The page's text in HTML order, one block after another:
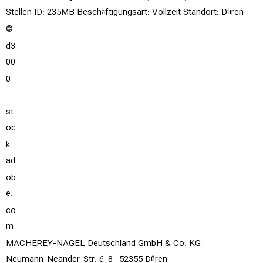
Stellen-ID: 235MB Beschäftigungsart: Vollzeit Standort: Düren
©
d3
00
0
–
st
oc
k.
ad
ob
e.
co
m
MACHEREY‑NAGEL Deutschland GmbH & Co. KG ·
Neumann‑Neander‑Str. 6–8 · 52355 Düren